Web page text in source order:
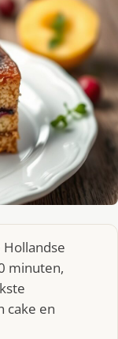
minuten,
cake en